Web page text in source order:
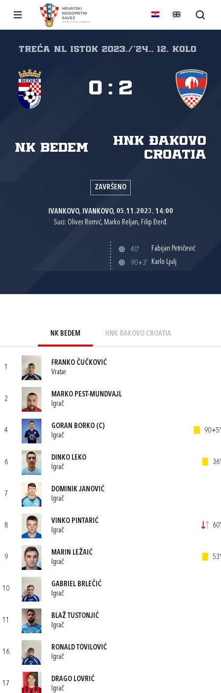
Treća NL Istok 2023./'24., 12. kolo
NK Bedem
HNK Đakovo
Croatia
0 : 2
ZAVRŠENO
IVANKOVO, IVANKOVO, 05.11.2023. 14:00
Suci: Oliver Romić, Marko Reljan, Filip Đerđ.
40'
Fabijan Petričević
90+3'
Karlo Ljulj
NK BEDEM HNK ĐAKOVO CROATIA
1
FRANKO ČUČKOVIĆ
Vratar
2
MARKO PEST-MUNDVAJL
Igrač
4
GORAN BORKO (C)
Igrač
90+5'
6
DINKO LEKO
Igrač
36'
7
DOMINIK JANOVIĆ
Igrač
8
VINKO PINTARIĆ
Igrač
60'
9
MARIN LEŽAIĆ
Igrač
53'
10
GABRIEL BRLEČIĆ
Igrač
11
BLAŽ TUSTONJIĆ
Igrač
16
RONALD TOVILOVIĆ
Igrač
17
DRAGO LOVRIĆ
Igrač